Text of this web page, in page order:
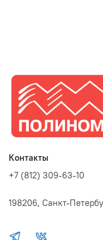
Контакты
+7 (812) 309-63-10
198206, Санкт-